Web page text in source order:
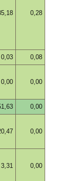
0,28
0,03 0,08
0,00 0,00
0,00
0,00
3,31 0,00